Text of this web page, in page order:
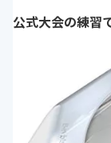
公式大会の練習